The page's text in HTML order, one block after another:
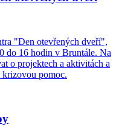
"Den otevřených dveří",
do 16 hodin v Bruntále. Na
o projektech a aktivitách a
pomoc.